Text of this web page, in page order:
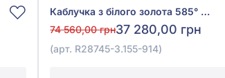
Каблучка з білого золота 585° з діамантом 0,25ct, арт. R28745-3.155-914
74 560,00 грн37 280,00 грн
(арт. R28745-3.155-914)